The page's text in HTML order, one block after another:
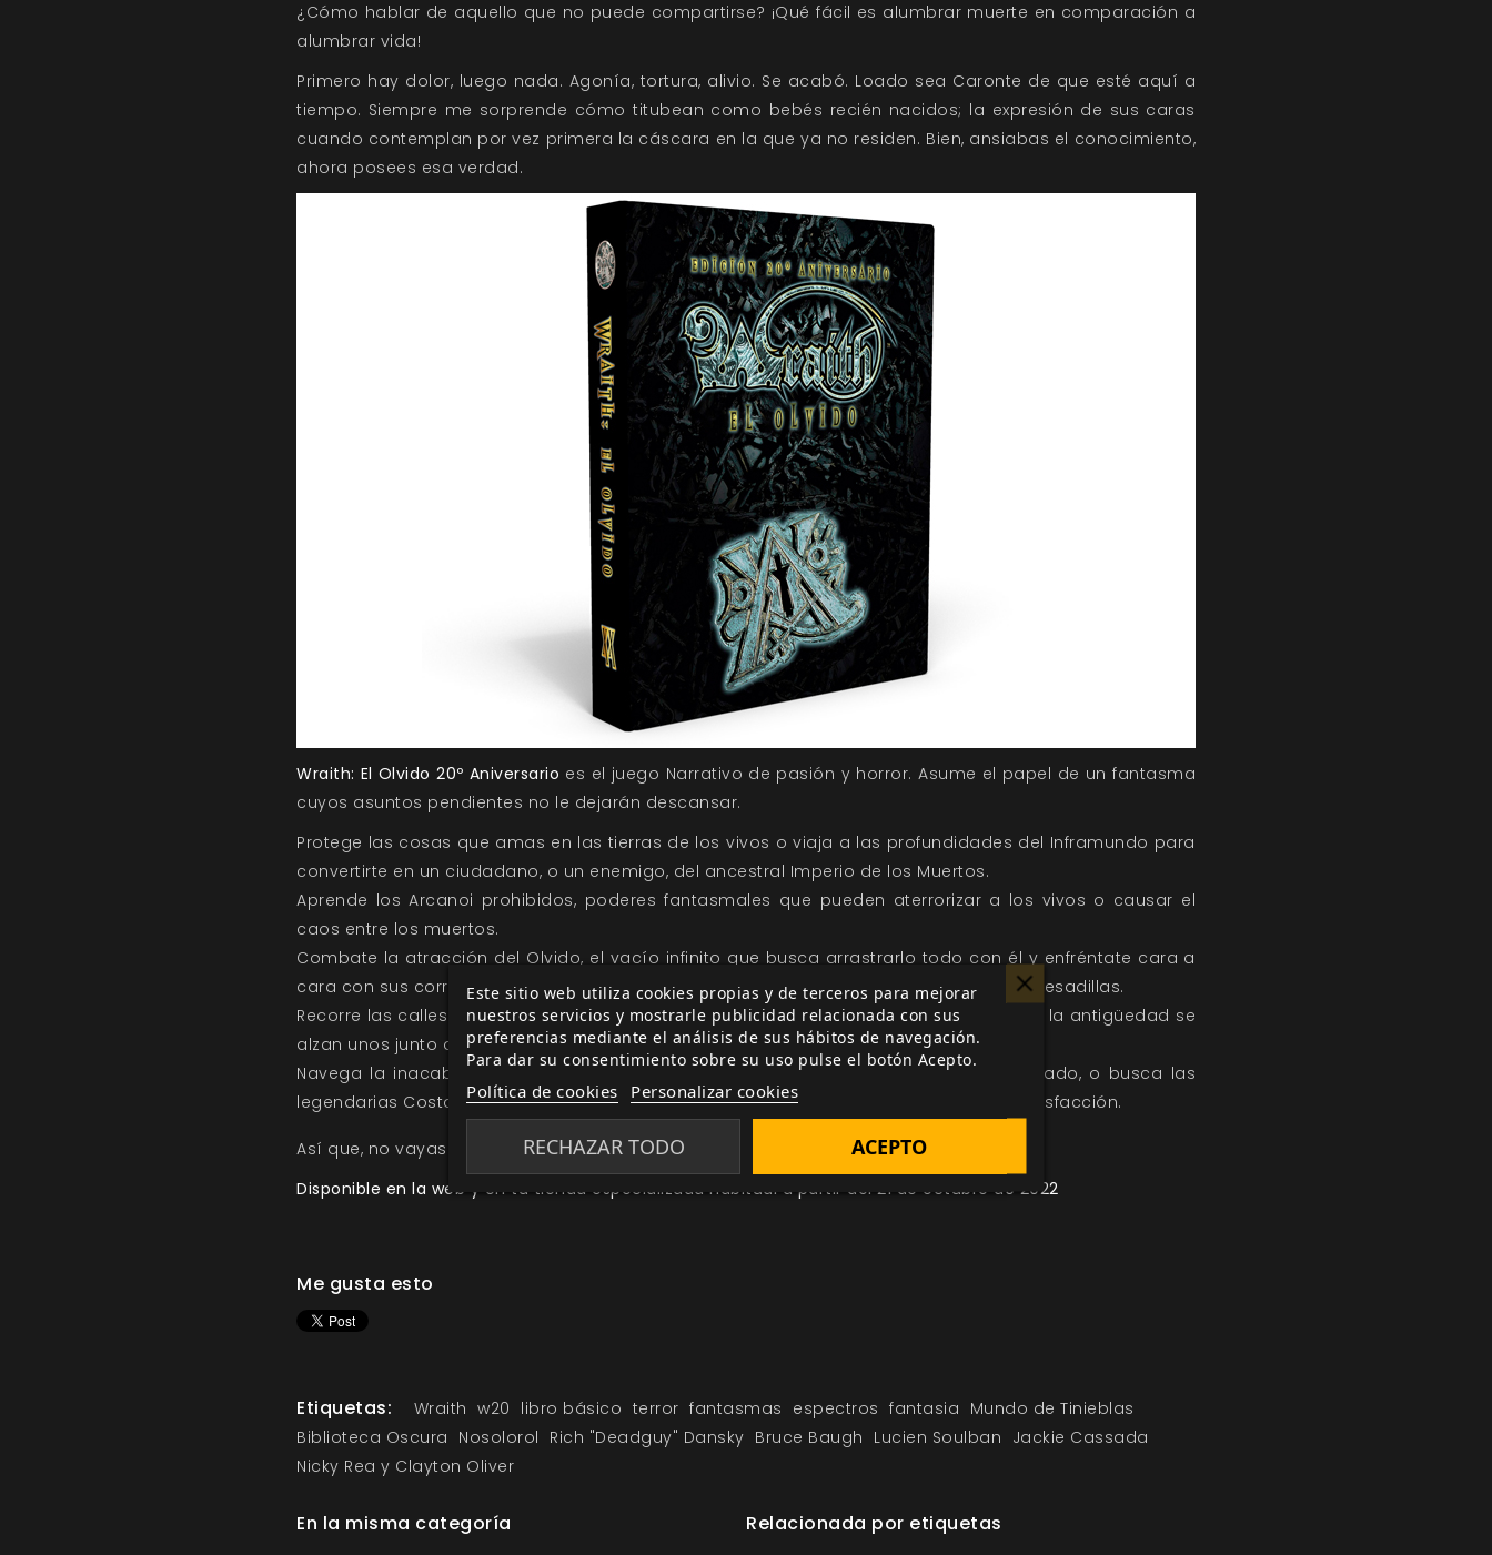
¿Cómo hablar de aquello que no puede compartirse? ¡Qué fácil es alumbrar muerte en comparación a
alumbrar vida!
Primero hay dolor, luego nada. Agonía, tortura, alivio. Se acabó. Loado sea Caronte de que esté aquí a
tiempo. Siempre me sorprende cómo titubean como bebés recién nacidos; la expresión de sus caras
cuando contemplan por vez primera la cáscara en la que ya no residen. Bien, ansiabas el conocimiento,
ahora posees esa verdad.
Wraith: El Olvido 20º Aniversario es el juego Narrativo de pasión y horror. Asume el papel de un fantasma
cuyos asuntos pendientes no le dejarán descansar.
Protege las cosas que amas en las tierras de los vivos o viaja a las profundidades del Inframundo para
convertirte en un ciudadano, o un enemigo, del ancestral Imperio de los Muertos.
Aprende los Arcanoi prohibidos, poderes fantasmales que pueden aterrorizar a los vivos o causar el
caos entre los muertos.
Combate la atracción del Olvido, el vacío infinito que busca arrastrarlo todo con él y enfréntate cara a
cara con sus corruptos sirvientes, los Espectros, en un interminable Laberinto lleno de pesadillas.
Recorre las calles de la eterna ciudad de Estigia, donde los derruidos monumentos de la antigüedad se
alzan unos junto a otros, mil ciudades destruidas unidas en una.
Navega la inacabable tormenta de la Tempestad con un silencioso Barquero a tu lado, o busca las
legendarias Costas Lejanas, donde se dice que cada wraith puede encontrar paz y satisfacción.
Así que, no vayas a la luz. Tienes cosas más interesantes que hacer en el Inframundo.
Disponible en la web y en tu tienda especializada habitual a partir del 21 de octubre de 2022
Me gusta esto
Etiquetas: Wraith w20 libro básico terror fantasmas espectros fantasia Mundo de Tinieblas
Biblioteca Oscura Nosolorol Rich "Deadguy" Dansky Bruce Baugh Lucien Soulban Jackie Cassada
Nicky Rea y Clayton Oliver
En la misma categoría Relacionada por etiquetas
Este sitio web utiliza cookies propias y de terceros para mejorar
nuestros servicios y mostrarle publicidad relacionada con sus
preferencias mediante el análisis de sus hábitos de navegación.
Para dar su consentimiento sobre su uso pulse el botón Acepto.
Política de cookies Personalizar cookies
RECHAZAR TODO ACEPTO